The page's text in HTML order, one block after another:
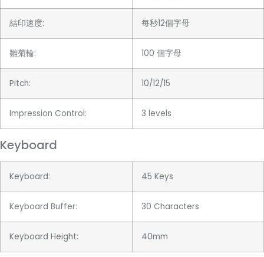
結印速度: 每秒12個字母
雛菊輪: 100 個字母
Pitch: 10/12/15
Impression Control: 3 levels
Keyboard
Keyboard: 45 Keys
Keyboard Buffer: 30 Characters
Keyboard Height: 40mm